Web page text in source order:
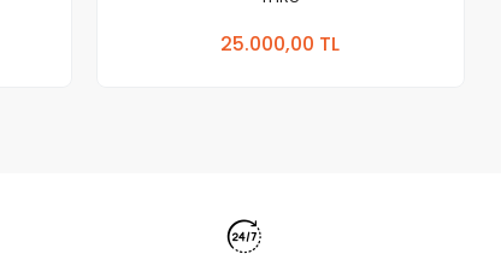
25.000,00 TL